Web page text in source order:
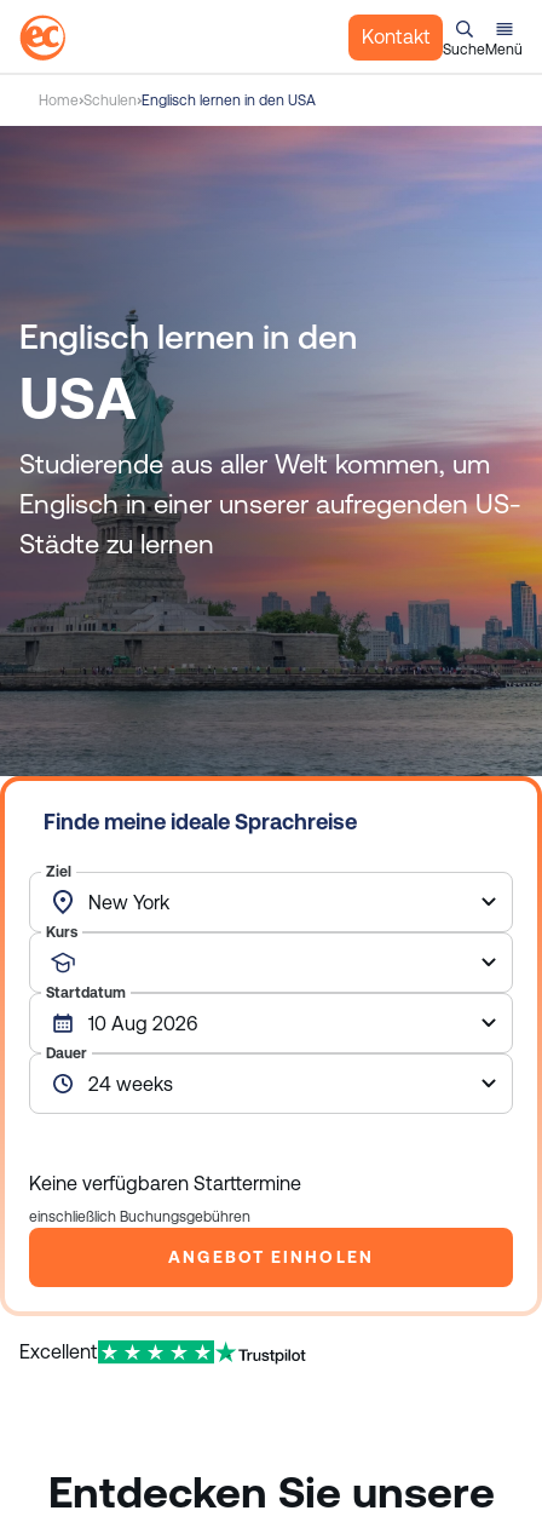
Kontakt
SucheMenü
Home Schulen Englisch lernen in den USA
Englisch lernen in den
USA
Studierende aus aller Welt kommen, um
Englisch in einer unserer aufregenden US-
Städte zu lernen
Finde meine ideale Sprachreise
Ziel
Kurs
Startdatum
Dauer
Keine verfügbaren Starttermine
einschließlich Buchungsgebühren
ANGEBOT EINHOLEN
Excellent
Entdecken Sie unsere